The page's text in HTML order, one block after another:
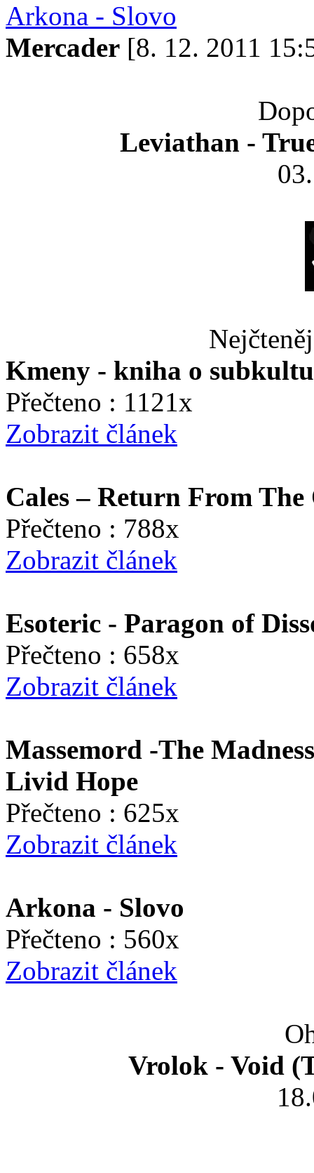
Arkona - Slovo
Mercader [8. 12. 2011
Leviathan -
Kmeny - kniha o
Přečteno : 1121x
Zobrazit článek
Cales – Return From The
Přečteno : 788x
Zobrazit článek
Esoteric - Paragon of
Přečteno : 658x
Zobrazit článek
Massemord -The
Livid Hope
Přečteno : 625x
Zobrazit článek
Arkona - Slovo
Přečteno : 560x
Zobrazit článek
Vrolok - Void